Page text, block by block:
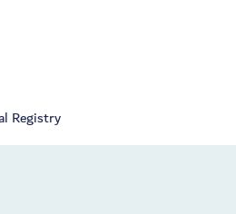
Registry